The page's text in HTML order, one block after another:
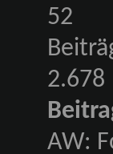
52
2.678
AW: